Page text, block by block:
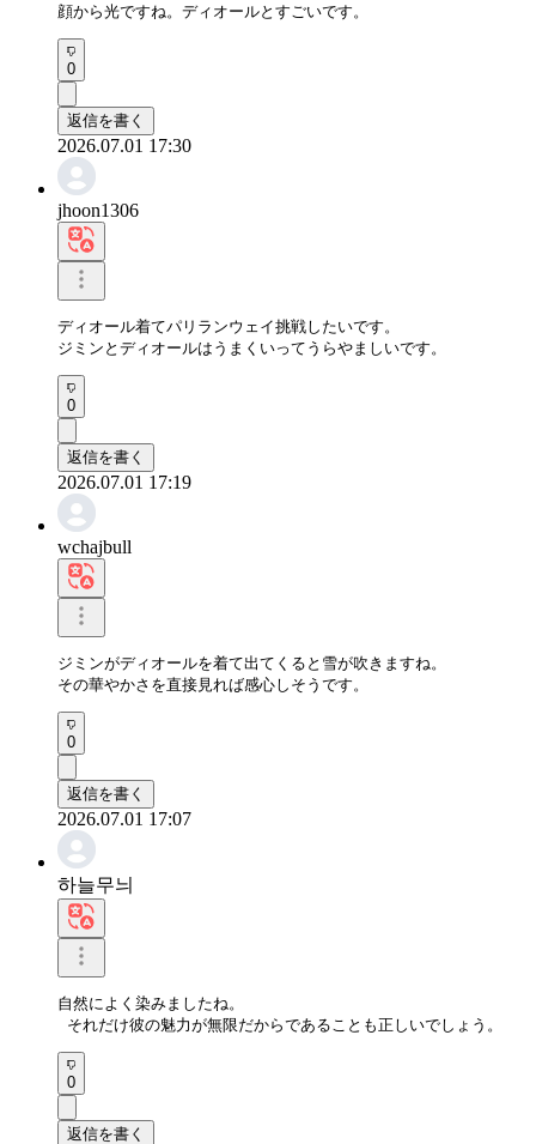
顔から光ですね。ディオールとすごいです。
0
返信を書く
2026.07.01 17:30
jhoon1306
ディオール着てパリランウェイ挑戦したいです。
ジミンとディオールはうまくいってうらやましいです。
0
返信を書く
2026.07.01 17:19
wchajbull
ジミンがディオールを着て出てくると雪が吹きますね。
その華やかさを直接見れば感心しそうです。
0
返信を書く
2026.07.01 17:07
하늘무늬
自然によく染みましたね。
それだけ彼の魅力が無限だからであることも正しいでしょう。
0
返信を書く